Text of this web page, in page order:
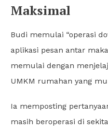
Maksimal
Budi memulai “operasi
aplikasi pesan antar
memulai dengan
UMKM rumahan yang
Ia memposting
masih beroperasi di